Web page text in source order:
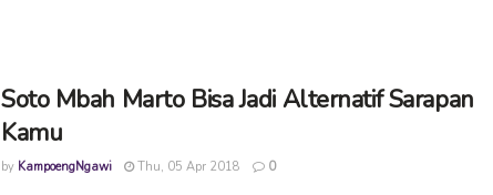
Soto Mbah Marto Bisa Jadi Alternatif Sarapan
Kamu
by KampoengNgawi Thu, 05 Apr 2018 0